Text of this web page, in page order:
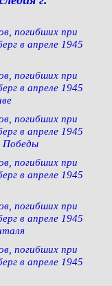
погибших при
в апреле 1945
погибших при
в апреле 1945
погибших при
в апреле 1945
Победы
погибших при
в апреле 1945
погибших при
в апреле 1945
погибших при
в апреле 1945